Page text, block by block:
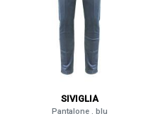
SIVIGLIA
Pantalone . blu